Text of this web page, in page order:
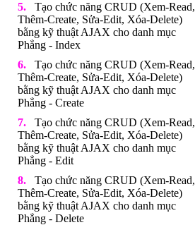
Tạo chức năng CRUD (Xem-Read,
Thêm-Create, Sửa-Edit, Xóa-Delete)
bằng kỹ thuật AJAX cho danh mục
Phẳng - Index
Tạo chức năng CRUD (Xem-Read,
Thêm-Create, Sửa-Edit, Xóa-Delete)
bằng kỹ thuật AJAX cho danh mục
Phẳng - Create
Tạo chức năng CRUD (Xem-Read,
Thêm-Create, Sửa-Edit, Xóa-Delete)
bằng kỹ thuật AJAX cho danh mục
Phẳng - Edit
Tạo chức năng CRUD (Xem-Read,
Thêm-Create, Sửa-Edit, Xóa-Delete)
bằng kỹ thuật AJAX cho danh mục
Phẳng - Delete